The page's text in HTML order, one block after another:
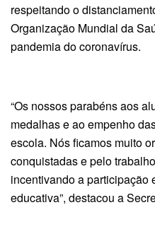
respeitando o
Organização Mundial da
pandemia do coronavírus.
“Os nossos parabéns aos
medalhas e ao empenho
escola. Nós ficamos muito
conquistadas e pelo
incentivando a participação
educativa”, destacou a